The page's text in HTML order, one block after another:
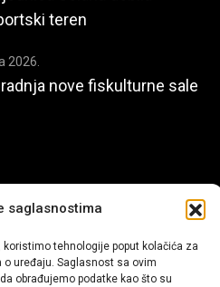
saglasnostima
tehnologije poput kolačića za
uređaju. Saglasnost sa ovim
obrađujemo podatke kao što su
teren
2026.
nove fiskulturne sale
karaktera koji donosi vijesti i
lifestyle-a i popularne kulture.